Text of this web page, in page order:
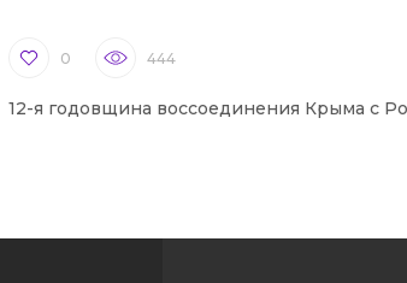
0 444
12-я годовщина воссоединения Крыма с